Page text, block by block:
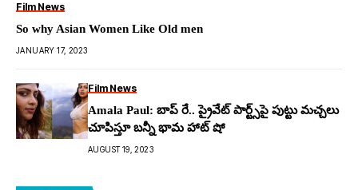
Film News
So why Asian Women Like Old men
JANUARY 17, 2023
Film News
Amala Paul: బాప్ రే.. ప్రైవేట్ పార్ట్స్‌పై పుట్టు మచ్చ‌లు
చూపిస్తూ బ‌న్నీ భామ హాట్ షో
AUGUST 19, 2023